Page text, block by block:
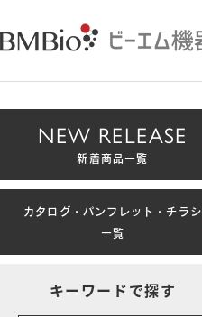
NEW RELEASE
新着商品一覧
カタログ・パンフレット・チラシ
一覧
キーワードで探す